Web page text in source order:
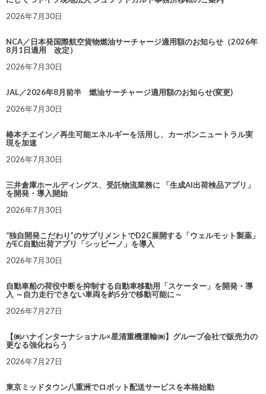
2026年7月30日
NCA／日本発国際航空貨物燃油サーチャージ適用額のお知らせ（2026年
8月1日適用 改定）
2026年7月30日
JAL／2026年8月前半 燃油サーチャージ適用額のお知らせ(変更)
2026年7月30日
椿本チエイン／再生可能エネルギーを活用し、カーボンニュートラル実
現を加速
2026年7月30日
三井倉庫ホールディングス、受託物流業務に 「生成AI出荷検品アプリ」
を開発・導入開始
2026年7月30日
“独自開発こだわり”のサプリメントでD2C展開する「ウェルモット製薬」
がEC自動出荷アプリ「シッピーノ」を導入
2026年7月30日
自動車船の荷役中断を抑制する自動車移動用「スケーター」を開発・導
入 ～自力走行できない車両を約5分で移動可能に～
2026年7月27日
【㈱ハナインターナショナル×星清重機運輸㈱】グループ会社で販売力の
更なる強化ねらう
2026年7月27日
東京ミッドタウン八重洲でロボット配送サービスを本格始動